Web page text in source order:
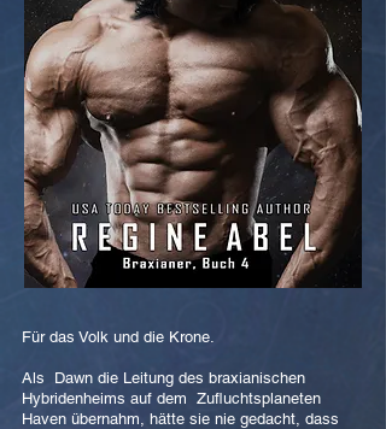
Für das Volk und die Krone.
Als Dawn die Leitung des braxianischen
Hybridenheims auf dem Zufluchtsplaneten
Haven übernahm, hätte sie nie gedacht, dass